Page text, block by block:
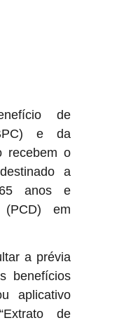
de
e da
recebem o
a
anos e
(PCD) em
a prévia
benefícios
aplicativo
de